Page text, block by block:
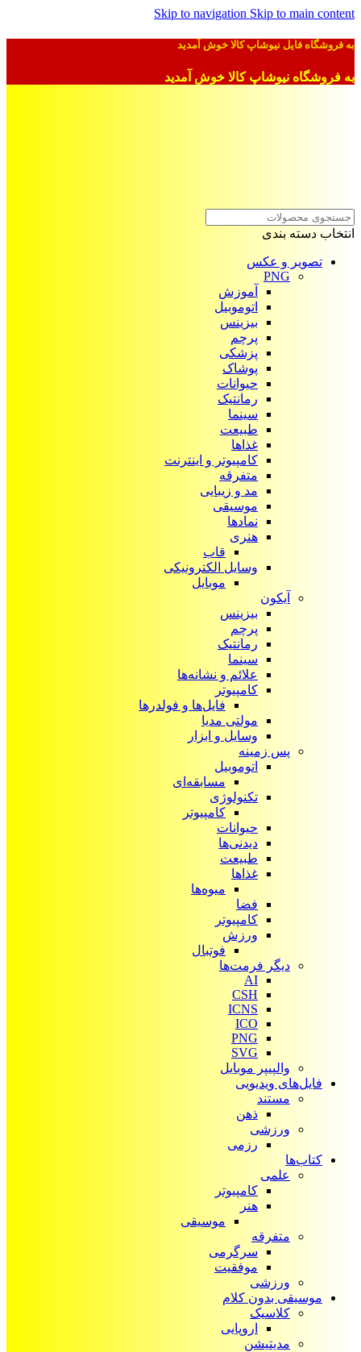
Skip to navigation Skip to main content
به فروشگاه فایل نیوشاپ کالا خوش آمدید
به فروشگاه نیوشاپ کالا خوش آمدید
انتخاب دسته بندی
تصویر و عکس
PNG
آموزش
اتوموبیل
بیزینس
پرچم
پزشکی
پوشاک
حیوانات
رمانتیک
سینما
طبیعت
غذاها
کامپیوتر و اینترنت
متفرقه
مد و زیبایی
موسیقی
نمادها
هنری
قاب
وسایل الکترونیکی
موبایل
آیکون‌
بیزینس
پرچم
رمانتیک
سینما
علائم و نشانه‌ها
کامپیوتر
فایل‌ها و فولدرها
مولتی مدیا
وسایل و ابزار
پس زمینه
اتوموبیل
مسابقه‌ای
تکنولوژی
کامپیوتر
حیوانات
دیدنی‌ها
طبیعت
غذاها
میوه‌ها
فضا
کامپیوتر
ورزش
فوتبال
دیگر فرمت‌ها
AI
CSH
ICNS
ICO
PNG
SVG
والپیپر موبایل
فایل‌های ویدیویی
مستند
ذهن
ورزشی
رزمی
کتاب‌ها
علمی
کامپیوتر
هنر
موسیقی
متفرقه
سرگرمی
موفقیت
ورزشی
موسیقی بدون کلام
کلاسیک
اروپایی
مدیتیشن